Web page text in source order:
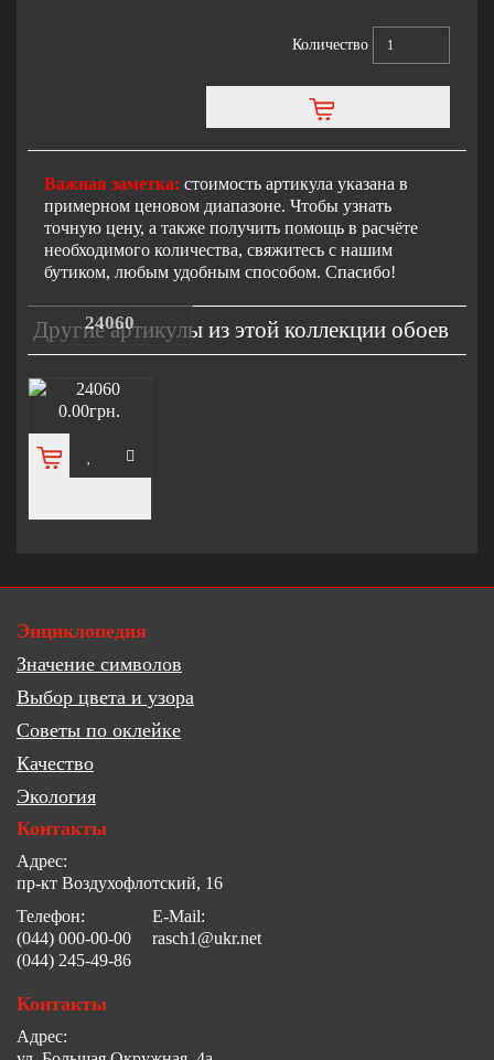
Количество
Важная заметка: стоимость артикула указана в
примерном ценовом диапазоне. Чтобы узнать
точную цену, а также получить помощь в расчёте
необходимого количества, свяжитесь с нашим
бутиком, любым удобным способом. Спасибо!
Другие артикулы из этой коллекции обоев
24060
0.00грн.
Энциклопедия
Значение символов
Выбор цвета и узора
Советы по оклейке
Качество
Экология
Контакты
Адрес:
пр-кт Воздухофлотский, 16
Телефон:
(044) 000-00-00
(044) 245-49-86
E-Mail:
rasch1@ukr.net
Контакты
Адрес: